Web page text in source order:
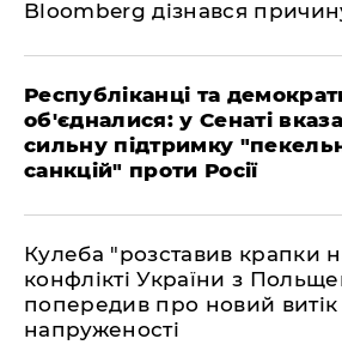
Bloomberg дізнався
Республіканці та
об'єдналися: у Сенаті
сильну підтримку
санкцій" проти Росії
Кулеба "розставив крапки
конфлікті України з
попередив про новий витік
напруженості